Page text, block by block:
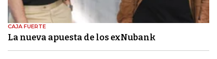
CAJA FUERTE
La nueva apuesta de los exNubank